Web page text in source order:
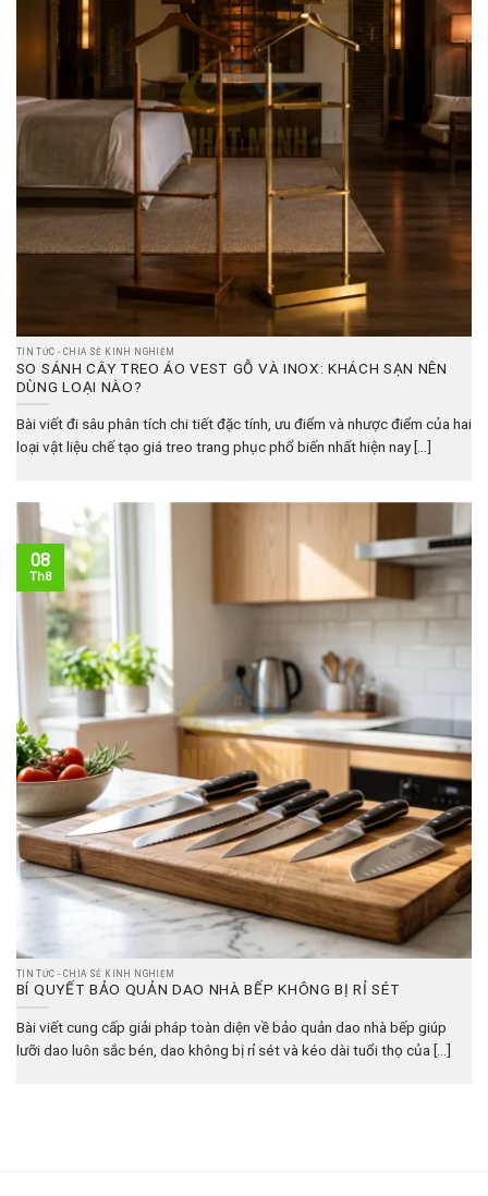
TIN TỨC - CHIA SẺ KINH NGHIỆM
SO SÁNH CÂY TREO ÁO VEST GỖ VÀ INOX: KHÁCH SẠN NÊN
DÙNG LOẠI NÀO?
Bài viết đi sâu phân tích chi tiết đặc tính, ưu điểm và nhược điểm của hai
loại vật liệu chế tạo giá treo trang phục phổ biến nhất hiện nay [...]
TIN TỨC - CHIA SẺ KINH NGHIỆM
BÍ QUYẾT BẢO QUẢN DAO NHÀ BẾP KHÔNG BỊ RỈ SÉT
Bài viết cung cấp giải pháp toàn diện về bảo quản dao nhà bếp giúp
lưỡi dao luôn sắc bén, dao không bị rỉ sét và kéo dài tuổi thọ của [...]
08
Th8